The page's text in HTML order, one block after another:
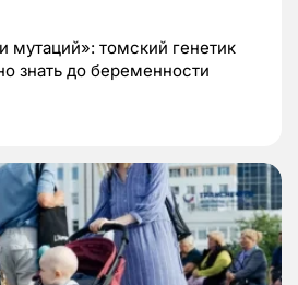
мутаций»: томский генетик
знать до беременности